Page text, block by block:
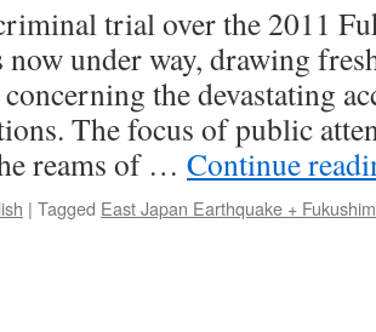
trial over the 2011
now under way, drawing
the devastating
The focus of public
reams of … Continue
| Tagged East Japan Earthquake +